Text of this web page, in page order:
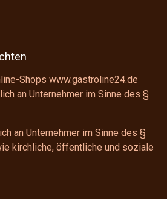
Shops www.gastroline24.de
an Unternehmer im Sinne des §
an Unternehmer im Sinne des §
kirchliche, öffentliche und soziale